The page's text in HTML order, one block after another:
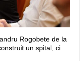
Rogobete de la
un spital, ci